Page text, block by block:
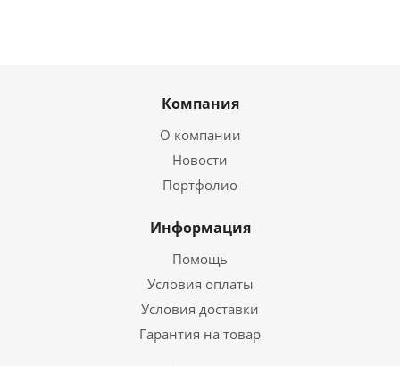
Компания
О компании
Новости
Портфолио
Информация
Помощь
Условия оплаты
Условия доставки
Гарантия на товар